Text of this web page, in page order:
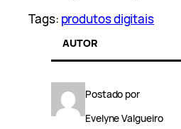
Tags: produtos digitais
AUTOR
Postado por
Evelyne Valgueiro